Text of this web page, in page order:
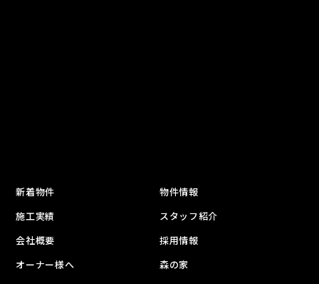
新着物件
物件情報
施工実績
スタッフ紹介
会社概要
採用情報
オーナー様へ
森の家